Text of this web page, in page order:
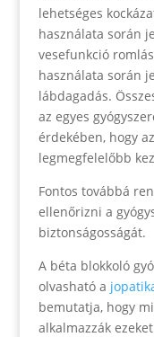
lehetséges
használata során
vesefunkció
használata során
lábdagadás.
az egyes
érdekében, hogy
legmegfelelőbb
Fontos továbbá
ellenőrizni a
biztonságosságát.
A béta blokkoló
olvasható a
bemutatja, hogy
alkalmazzák